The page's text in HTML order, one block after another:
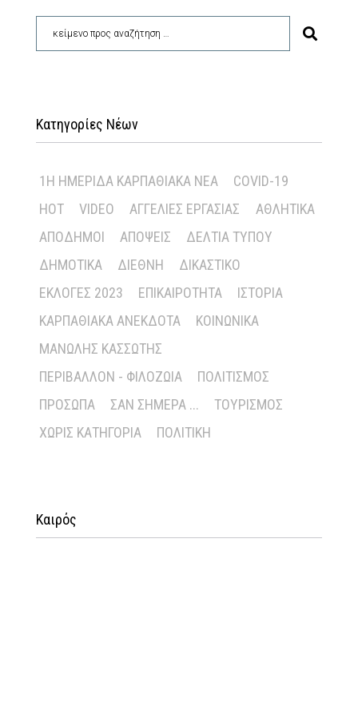
Κατηγορίες Νέων
1Η ΗΜΕΡΊΔΑ ΚΑΡΠΑΘΙΑΚΆ ΝΈΑ
COVID-19
HOT
VIDEO ΑΓΓΕΛΊΕΣ ΕΡΓΑΣΊΑΣ
ΑΘΛΗΤΙΚΆ
ΑΠΌΔΗΜΟΙ
ΑΠΌΨΕΙΣ
ΔΕΛΤΊΑ ΤΎΠΟΥ
ΔΗΜΟΤΙΚΆ
ΔΙΕΘΝΉ
ΔΙΚΑΣΤΙΚΌ
ΕΚΛΟΓΈΣ 2023
ΕΠΙΚΑΙΡΌΤΗΤΑ
ΙΣΤΟΡΊΑ
ΚΑΡΠΑΘΙΑΚΆ ΑΝΈΚΔΟΤΑ
ΚΟΙΝΩΝΙΚΆ
ΜΑΝΏΛΗΣ ΚΑΣΣΏΤΗΣ
ΠΕΡΙΒΆΛΛΟΝ - ΦΙΛΟΖΩΊΑ
ΠΟΛΙΤΙΣΜΌΣ
ΠΡΌΣΩΠΑ
ΣΑΝ ΣΉΜΕΡΑ ...
ΤΟΥΡΙΣΜΌΣ
ΧΩΡΊΣ ΚΑΤΗΓΟΡΊΑ
ΠΟΛΙΤΙΚΉ
Καιρός